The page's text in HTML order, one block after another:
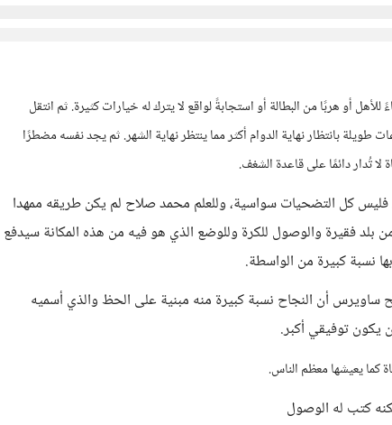
أو هربًا من البطالة أو استجابةً لواقع لا يترك له خيارات كثيرة. ثم انتقل
بانتظار نهاية الدوام أكثر مما ينتظر نهاية الشهر. ثم يجد نفسه مضطرًا
لا تُدار دائمًا على قاعدة الشغف.
كل التضحيات سواسية، وللعلم محمد صلاح لم يكن طريقه ممهدا
فقيرة والوصول للكرة وللوضع الذي هو فيه من هذه المكانة سيدفع
نسبة كبيرة من الواسطة.
ساويرس أن النجاح نسبة كبيرة منه مبنية على الحظ والذي أسميه
يكون توفيقي أكبر.
كما يعيشها معظم الناس.
كتب له الوصول